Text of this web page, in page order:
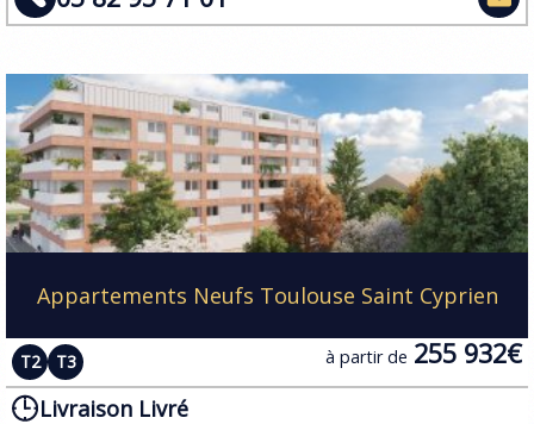
Appartements Neufs Toulouse Saint Cyprien
T2 T3 à partir de 255 932€
Livraison Livré